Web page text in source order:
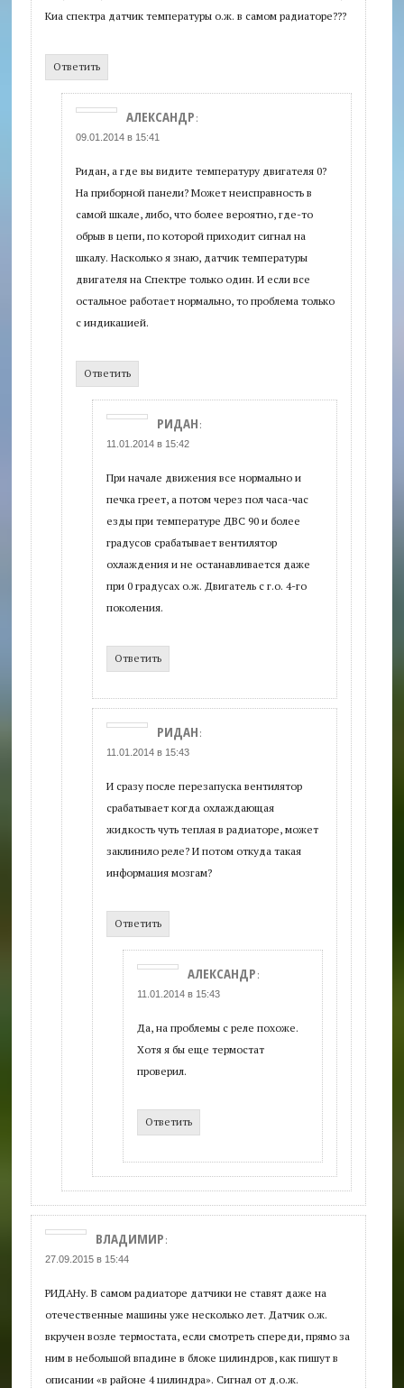
Киа спектра датчик температуры о.ж. в самом радиаторе???
Ответить
АЛЕКСАНДР :
09.01.2014 в 15:41
Ридан, а где вы видите температуру двигателя 0?
На приборной панели? Может неисправность в
самой шкале, либо, что более вероятно, где-то
обрыв в цепи, по которой приходит сигнал на
шкалу. Насколько я знаю, датчик температуры
двигателя на Спектре только один. И если все
остальное работает нормально, то проблема только
с индикацией.
Ответить
РИДАН :
11.01.2014 в 15:42
При начале движения все нормально и
печка греет, а потом через пол часа-час
езды при температуре ДВС 90 и более
градусов срабатывает вентилятор
охлаждения и не останавливается даже
при 0 градусах о.ж. Двигатель с г.о. 4-го
поколения.
Ответить
РИДАН :
11.01.2014 в 15:43
И сразу после перезапуска вентилятор
срабатывает когда охлаждающая
жидкость чуть теплая в радиаторе, может
заклинило реле? И потом откуда такая
информация мозгам?
Ответить
АЛЕКСАНДР :
11.01.2014 в 15:43
Да, на проблемы с реле похоже.
Хотя я бы еще термостат
проверил.
Ответить
ВЛАДИМИР :
27.09.2015 в 15:44
РИДАНу. В самом радиаторе датчики не ставят даже на
отечественные машины уже несколько лет. Датчик о.ж.
вкручен возле термостата, если смотреть спереди, прямо за
ним в небольшой впадине в блоке цилиндров, как пишут в
описании «в районе 4 цилиндра». Сигнал от д.о.ж.